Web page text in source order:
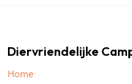
Diervriendelijke
Home